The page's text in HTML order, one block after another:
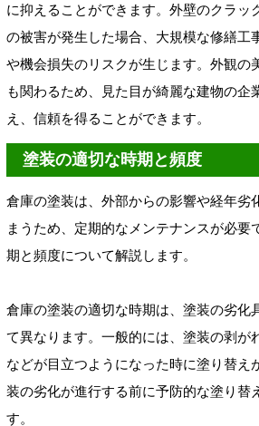
に抑えることができます。外壁のクラッ
の被害が発生した場合、大規模な修繕工
や機会損失のリスクが生じます。外観の
も関わるため、見た目が綺麗な建物の企
え、信頼を得ることができます。
塗装の適切な時期と頻度
倉庫の塗装は、外部からの影響や経年劣
まうため、定期的なメンテナンスが必要
期と頻度について解説します。
倉庫の塗装の適切な時期は、塗装の劣化
て異なります。一般的には、塗装の剥が
などが目立つようになった時に塗り替え
装の劣化が進行する前に予防的な塗り替
す。